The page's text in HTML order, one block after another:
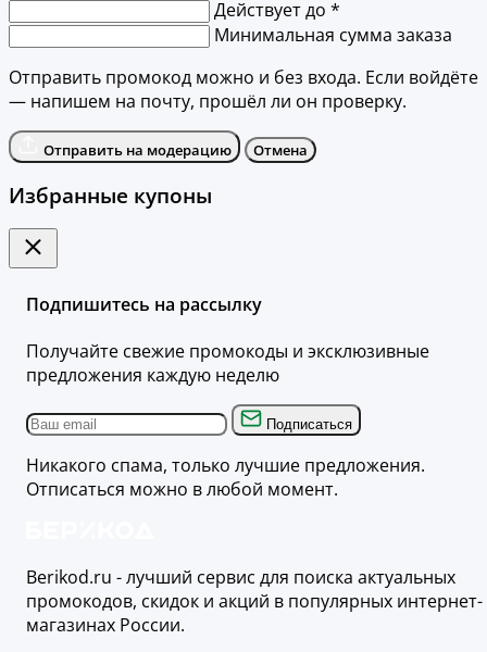
Действует до *
Минимальная сумма заказа
Отправить промокод можно и без входа. Если войдёте
— напишем на почту, прошёл ли он проверку.
Отправить на модерацию Отмена
Избранные купоны
Подпишитесь на рассылку
Получайте свежие промокоды и эксклюзивные
предложения каждую неделю
Подписаться
Никакого спама, только лучшие предложения.
Отписаться можно в любой момент.
Berikod.ru - лучший сервис для поиска актуальных
промокодов, скидок и акций в популярных интернет-
магазинах России.